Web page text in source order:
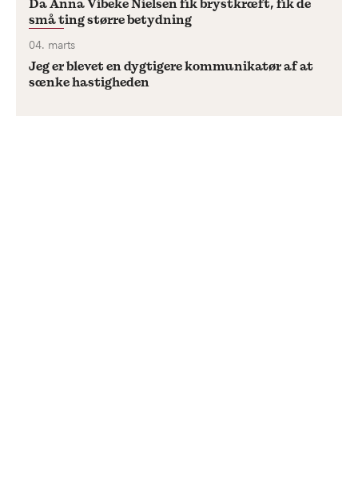
Da Anna Vibeke Nielsen fik brystkræft, fik de
små ting større betydning
04. marts
Jeg er blevet en dygtigere kommunikatør af at
sænke hastigheden